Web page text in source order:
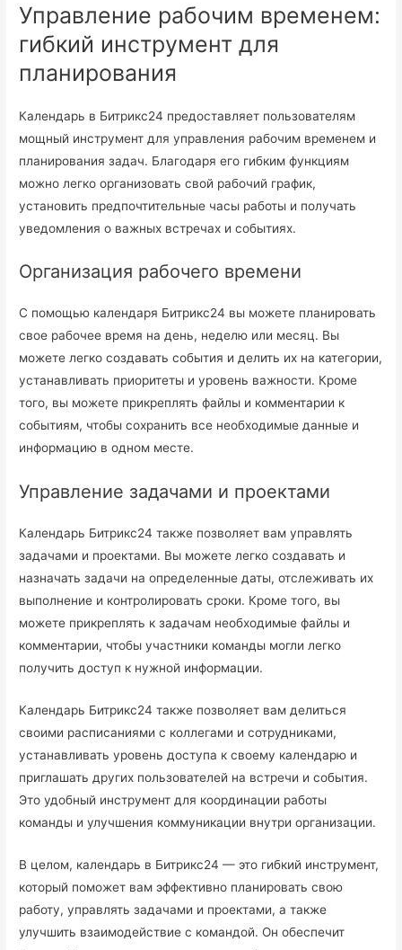
Управление рабочим временем:
гибкий инструмент для
планирования
Календарь в Битрикс24 предоставляет пользователям
мощный инструмент для управления рабочим временем и
планирования задач. Благодаря его гибким функциям
можно легко организовать свой рабочий график,
установить предпочтительные часы работы и получать
уведомления о важных встречах и событиях.
Организация рабочего времени
С помощью календаря Битрикс24 вы можете планировать
свое рабочее время на день, неделю или месяц. Вы
можете легко создавать события и делить их на категории,
устанавливать приоритеты и уровень важности. Кроме
того, вы можете прикреплять файлы и комментарии к
событиям, чтобы сохранить все необходимые данные и
информацию в одном месте.
Управление задачами и проектами
Календарь Битрикс24 также позволяет вам управлять
задачами и проектами. Вы можете легко создавать и
назначать задачи на определенные даты, отслеживать их
выполнение и контролировать сроки. Кроме того, вы
можете прикреплять к задачам необходимые файлы и
комментарии, чтобы участники команды могли легко
получить доступ к нужной информации.
Календарь Битрикс24 также позволяет вам делиться
своими расписаниями с коллегами и сотрудниками,
устанавливать уровень доступа к своему календарю и
приглашать других пользователей на встречи и события.
Это удобный инструмент для координации работы
команды и улучшения коммуникации внутри организации.
В целом, календарь в Битрикс24 — это гибкий инструмент,
который поможет вам эффективно планировать свою
работу, управлять задачами и проектами, а также
улучшить взаимодействие с командой. Он обеспечит